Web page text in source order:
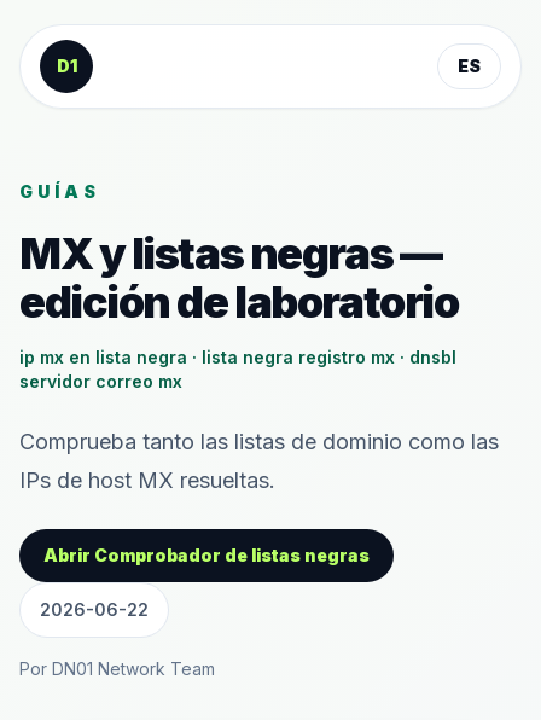
Saltar al contenido
D1
ES
GUÍAS
MX y listas negras —
edición de laboratorio
ip mx en lista negra · lista negra registro mx · dnsbl
servidor correo mx
Comprueba tanto las listas de dominio como las
IPs de host MX resueltas.
Abrir Comprobador de listas negras
2026-06-22
Por DN01 Network Team